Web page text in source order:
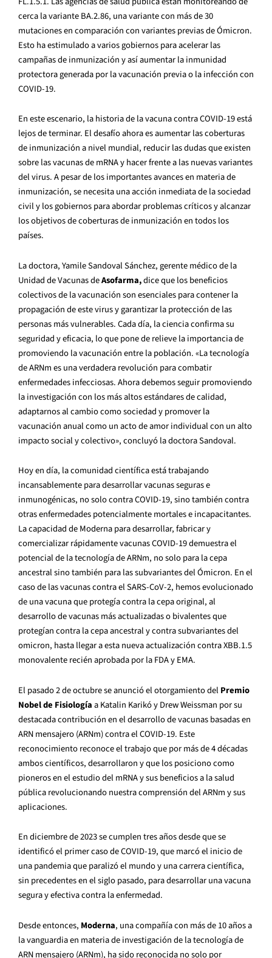
cerca la variante BA.2.86, una variante con más de 30
mutaciones en comparación con variantes previas de Ómicron.
Esto ha estimulado a varios gobiernos para acelerar las
campañas de inmunización y así aumentar la inmunidad
protectora generada por la vacunación previa o la infección con
COVID-19.
En este escenario, la historia de la vacuna contra COVID-19 está
lejos de terminar. El desafío ahora es aumentar las coberturas
de inmunización a nivel mundial, reducir las dudas que existen
sobre las vacunas de mRNA y hacer frente a las nuevas variantes
del virus. A pesar de los importantes avances en materia de
inmunización, se necesita una acción inmediata de la sociedad
civil y los gobiernos para abordar problemas críticos y alcanzar
los objetivos de coberturas de inmunización en todos los
países.
La doctora, Yamile Sandoval Sánchez, gerente médico de la
Unidad de Vacunas deAsofarma,dice que los beneficios
colectivos de la vacunación son esenciales para contener la
propagación de este virus y garantizar la protección de las
personas más vulnerables. Cada día, la ciencia confirma su
seguridad y eficacia, lo que pone de relieve la importancia de
promoviendo la vacunación entre la población. «La tecnología
de ARNm es una verdadera revolución para combatir
enfermedades infecciosas. Ahora debemos seguir promoviendo
la investigación con los más altos estándares de calidad,
adaptarnos al cambio como sociedad y promover la
vacunación anual como un acto de amor individual con un alto
impacto social y colectivo», concluyó la doctora Sandoval.
Hoy en día, la comunidad científica está trabajando
incansablemente para desarrollar vacunas seguras e
inmunogénicas, no solo contra COVID-19, sino también contra
otras enfermedades potencialmente mortales e incapacitantes.
La capacidad de Moderna para desarrollar, fabricar y
comercializar rápidamente vacunas COVID-19 demuestra el
potencial de la tecnología de ARNm, no solo para la cepa
ancestral sino también para las subvariantes del Ómicron. En el
caso de las vacunas contra el SARS-CoV-2, hemos evolucionado
de una vacuna que protegía contra la cepa original, al
desarrollo de vacunas más actualizadas o bivalentes que
protegían contra la cepa ancestral y contra subvariantes del
omicron, hasta llegar a esta nueva actualización contra XBB.1.5
monovalente recién aprobada por la FDAy EMA.
El pasado 2 de octubre se anunció el otorgamiento del Premio
Nobel de Fisiologíaa Katalin Karikó y Drew Weissman por su
destacada contribución en el desarrollo de vacunas basadas en
ARN mensajero (ARNm) contra el COVID-19. Este
reconocimiento reconoce el trabajo que por más de 4 décadas
ambos científicos, desarrollaron y que los posiciono como
pioneros en el estudio del mRNA y sus beneficios a la salud
pública revolucionando nuestra comprensión del ARNm y sus
aplicaciones.
En diciembre de 2023 se cumplen tres años desde que se
identificó el primer caso de COVID-19, que marcó el inicio de
una pandemia que paralizó el mundo y una carrera científica,
sin precedentes en el siglo pasado, para desarrollar una vacuna
segura y efectiva contra la enfermedad.
Desde entonces, Moderna, una compañía con más de 10 años a
la vanguardia en materia de investigación de la tecnología de
ARN mensajero (ARNm), ha sido reconocida no solo por